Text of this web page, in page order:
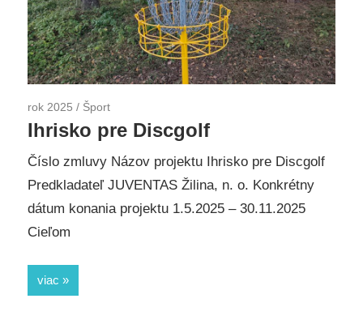
rok 2025 / Šport
Ihrisko pre Discgolf
Číslo zmluvy Názov projektu Ihrisko pre Discgolf
Predkladateľ JUVENTAS Žilina, n. o. Konkrétny
dátum konania projektu 1.5.2025 – 30.11.2025
Cieľom
viac